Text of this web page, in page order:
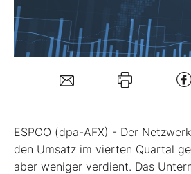
Mein Konto
Folgen Sie uns
Kontakt
ESPOO (dpa-AFX) - Der
den Umsatz im vierten Quartal
aber weniger verdient. Das